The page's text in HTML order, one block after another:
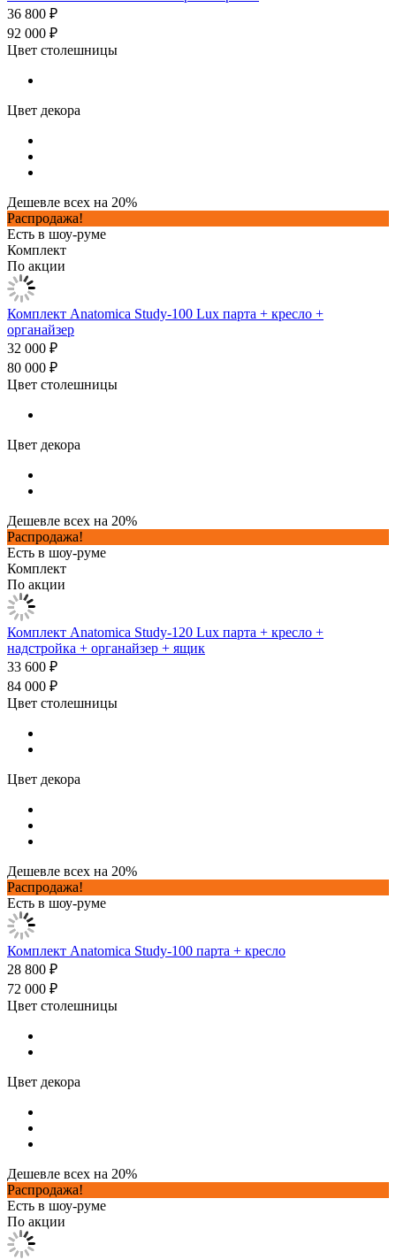
36 800 ₽
92 000 ₽
Цвет столешницы
Цвет декора
Дешевле всех на 20%
Распродажа!
Есть в шоу-руме
Комплект
По акции
Комплект Anatomica Study-100 Lux парта + кресло +
органайзер
32 000 ₽
80 000 ₽
Цвет столешницы
Цвет декора
Дешевле всех на 20%
Распродажа!
Есть в шоу-руме
Комплект
По акции
Комплект Anatomica Study-120 Lux парта + кресло +
надстройка + органайзер + ящик
33 600 ₽
84 000 ₽
Цвет столешницы
Цвет декора
Дешевле всех на 20%
Распродажа!
Есть в шоу-руме
Комплект Anatomica Study-100 парта + кресло
28 800 ₽
72 000 ₽
Цвет столешницы
Цвет декора
Дешевле всех на 20%
Распродажа!
Есть в шоу-руме
По акции